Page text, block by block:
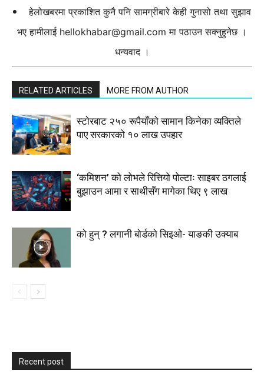
हेलोखबरमा प्रकाशित कुनै पनि सामग्रीबारे केही गुनासो तथा सुझाव
भए हामीलाई hellokhabar@gmail.com मा पठाउन सक्नुहुनेछ ।
धन्यवाद ।
RELATED ARTICLES MORE FROM AUTHOR
स्टाेरबाट २५० रूपैयाँको सामान किनेका व्यक्तिले
पाए सरकारको १० लाख उपहार
‘कमिशन’ को लोभले रित्तियो पोल्टाः साइबर ठगलाई
बुझाउन आमा र साथीसँग मागेका थिए ९ लाख
को हुन् ? लगानी बोर्डको सिइओ- याङकी उक्याब
Recent post